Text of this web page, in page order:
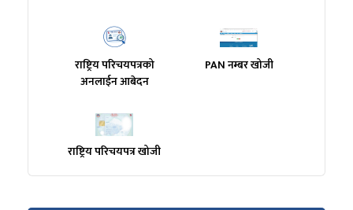
राष्ट्रिय परिचयपत्रको
अनलाईन आबेदन
PAN नम्बर खोजी
राष्ट्रिय परिचयपत्र खोजी